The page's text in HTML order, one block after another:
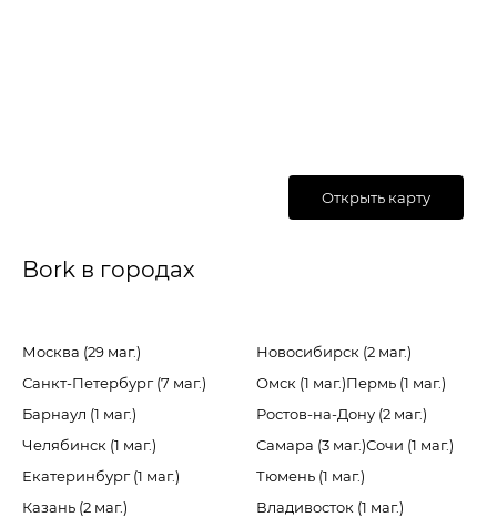
Открыть карту
Bork в городах
Москва (29 маг.)
Санкт-Петербург (7 маг.)
Барнаул (1 маг.)
Челябинск (1 маг.)
Екатеринбург (1 маг.)
Казань (2 маг.)
Новосибирск (2 маг.)
Омск (1 маг.)Пермь (1 маг.)
Ростов-на-Дону (2 маг.)
Самара (3 маг.)Сочи (1 маг.)
Тюмень (1 маг.)
Владивосток (1 маг.)